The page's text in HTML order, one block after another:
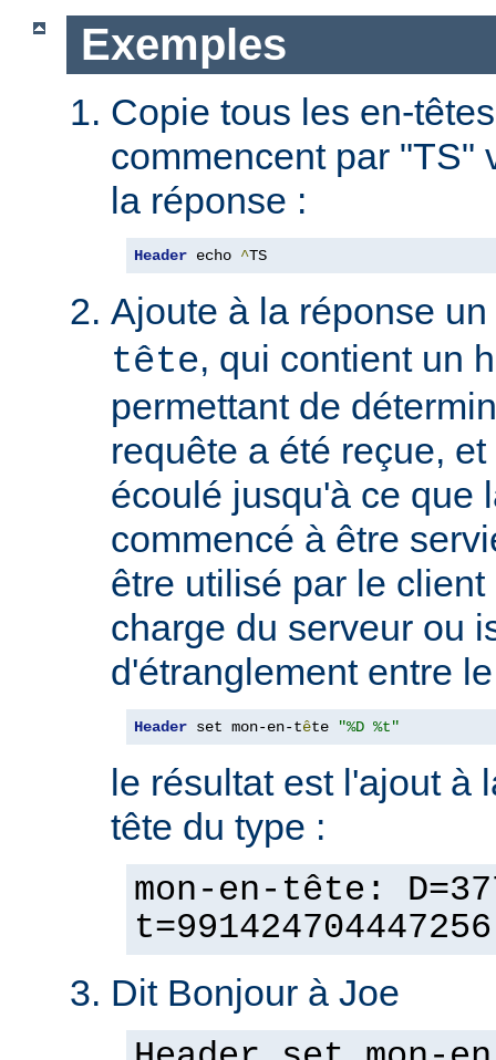
Exemples
Copie tous les en-
commencent par "TS"
la réponse :
Header echo ^TS
Ajoute à la réponse
tête, qui contient un
permettant de
requête a été reçue,
écoulé jusqu'à ce que
commencé à être
être utilisé par le
charge du serveur ou
d'étranglement entre
Header set mon-en-tête "%D %t"
le résultat est l'ajout à
tête du type :
mon-en-tête:
t=991424704447256
Dit Bonjour à Joe